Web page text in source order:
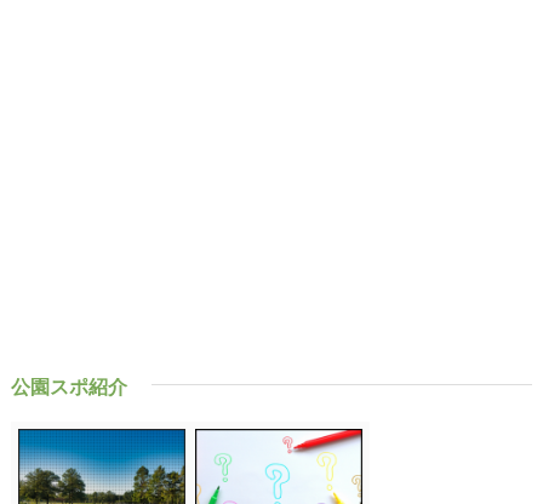
公園スポ紹介